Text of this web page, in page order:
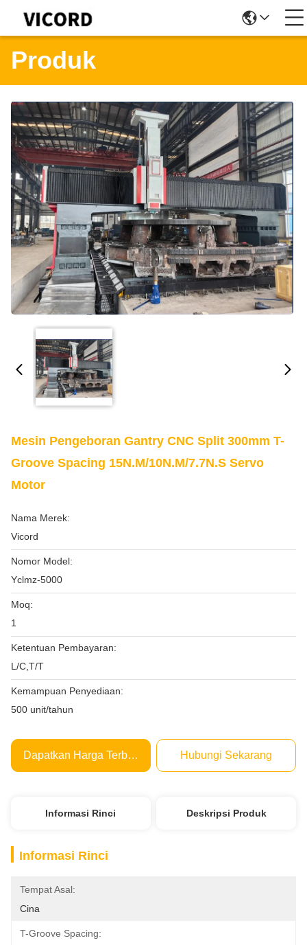
Produk
Mesin Pengeboran Gantry CNC Split 300mm T-
Groove Spacing 15N.M/10N.M/7.7N.S Servo
Motor
Nama Merek:
Vicord
Nomor Model:
Yclmz-5000
Moq:
1
Ketentuan Pembayaran:
L/C,T/T
Kemampuan Penyediaan:
500 unit/tahun
Dapatkan Harga Terbaik Hubungi Sekarang
Informasi Rinci Deskripsi Produk
Informasi Rinci
Tempat Asal:
Cina
T-Groove Spacing: